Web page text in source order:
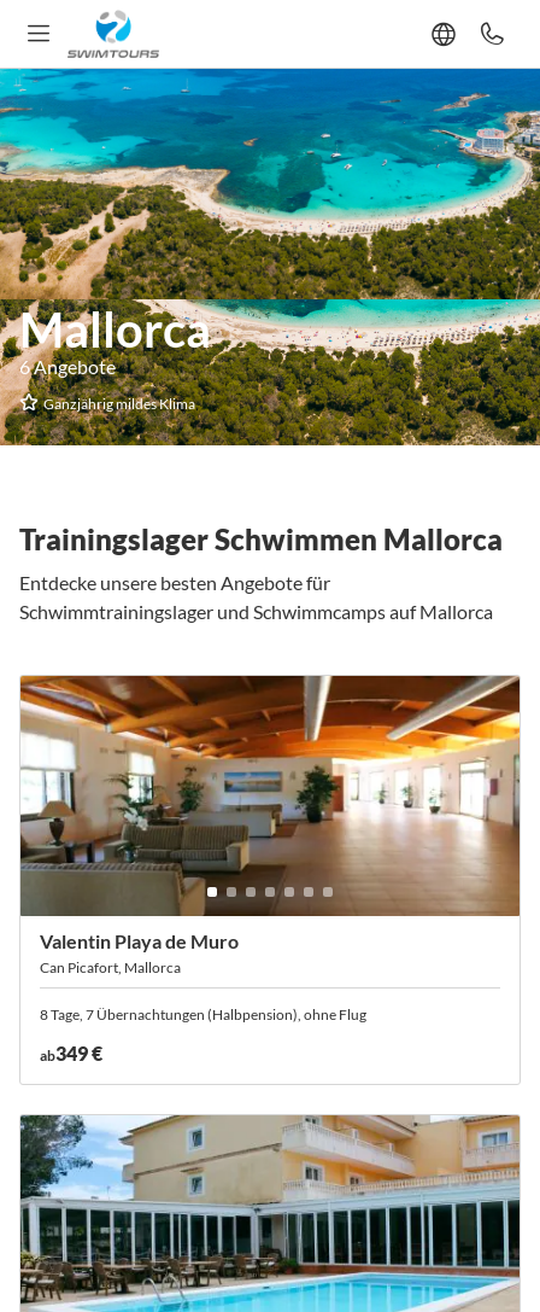
Mallorca
6 Angebote
Ganzjährig mildes Klima
Trainingslager Schwimmen Mallorca
Entdecke unsere besten Angebote für
Schwimmtrainingslager und Schwimmcamps auf Mallorca
Valentin Playa de Muro
Can Picafort, Mallorca
8 Tage, 7 Übernachtungen (Halbpension), ohne Flug
ab349 €